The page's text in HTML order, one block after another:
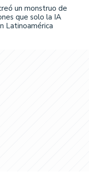
un monstruo de
que solo la IA
Latinoamérica